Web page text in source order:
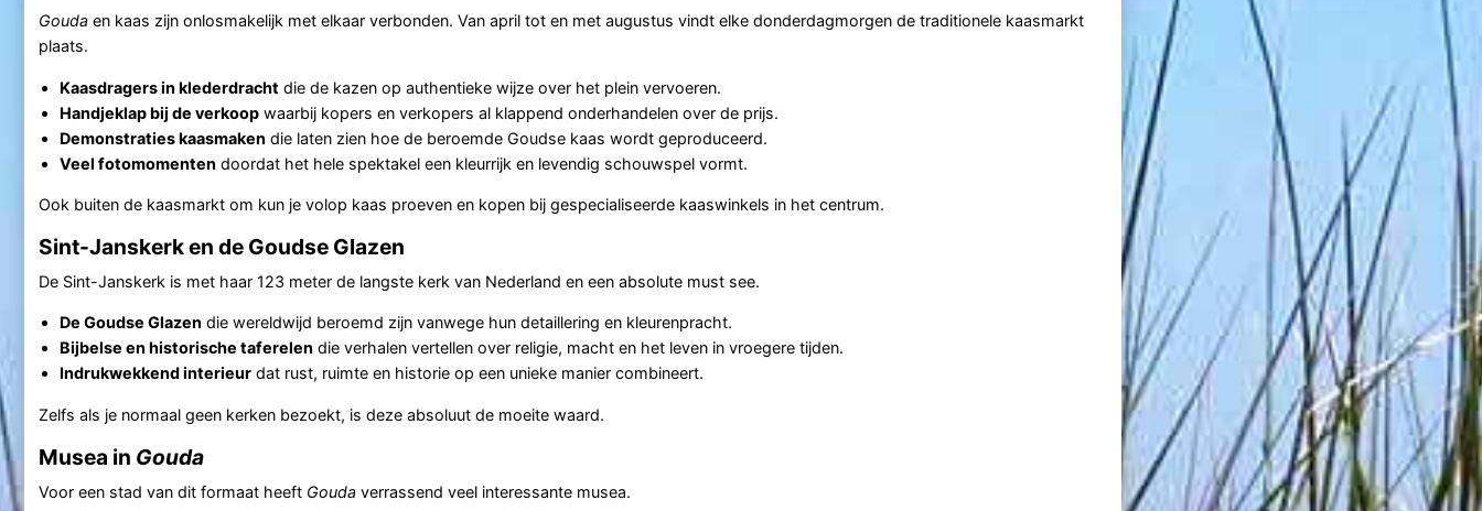
Goudaen kaas zijn onlosmakelijk met elkaar verbonden. Van april tot en met augustus vindt elke donderdagmorgen de traditionele kaasmarkt
plaats.
Kaasdragers in klederdracht die de kazen op authentieke wijze over het plein vervoeren.
Handjeklap bij de verkoopwaarbij kopers en verkopers al klappend onderhandelen over de prijs.
Demonstraties kaasmaken die laten zien hoe de beroemde Goudse kaas wordt geproduceerd.
Veel fotomomenten doordat het hele spektakel een kleurrijk en levendig schouwspel vormt.
Ook buiten de kaasmarkt om kun je volop kaas proeven en kopen bij gespecialiseerde kaaswinkels in het centrum.
Sint-Janskerk en de Goudse Glazen
De Sint-Janskerk is met haar 123 meter de langste kerk van Nederland en een absolute must see.
De Goudse Glazen die wereldwijd beroemd zijn vanwege hun detaillering en kleurenpracht.
Bijbelse en historische taferelen die verhalen vertellen over religie, macht en het leven in vroegere tijden.
Indrukwekkend interieurdat rust, ruimte en historie op een unieke manier combineert.
Zelfs als je normaal geen kerken bezoekt, is deze absoluut de moeite waard.
Musea in Gouda
Voor een stad van dit formaat heeft Goudaverrassend veel interessante musea.